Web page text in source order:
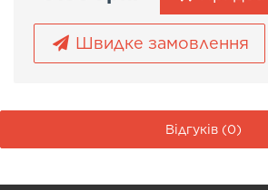
Швидке замовлення
Відгуків (0)